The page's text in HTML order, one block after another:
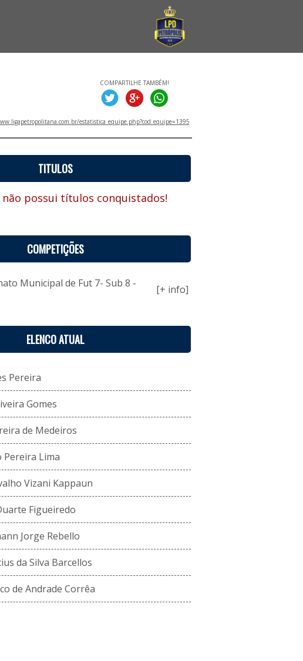
COMPARTILHE TAMBÉM!
estatistica_equipe.php?cod_equipe=1395
TITULOS
não possui títulos conquistados!
COMPETIÇÕES
Municipal de Fut 7- Sub 8 -
[+ info]
ELENCO ATUAL
Pereira
Gomes
de Medeiros
Pereira Lima
Vizani Kappaun
Figueiredo
Jorge Rebello
da Silva Barcellos
de Andrade Corrêa